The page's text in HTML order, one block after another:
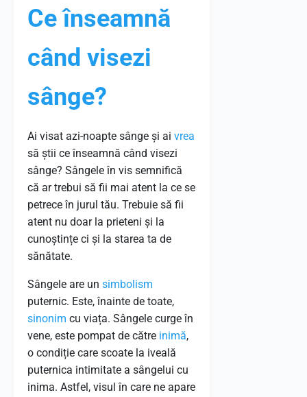
Ce înseamnă
când visezi
sânge?
Ai visat azi-noapte sânge și ai vrea
să știi ce înseamnă când visezi
sânge? Sângele în vis semnifică
că ar trebui să fii mai atent la ce se
petrece în jurul tău. Trebuie să fii
atent nu doar la prieteni și la
cunoștințe ci și la starea ta de
sănătate.
Sângele are un simbolism
puternic. Este, înainte de toate,
sinonim cu viața. Sângele curge în
vene, este pompat de către inimă,
o condiție care scoate la iveală
puternica intimitate a sângelui cu
inima. Astfel, visul în care ne apare